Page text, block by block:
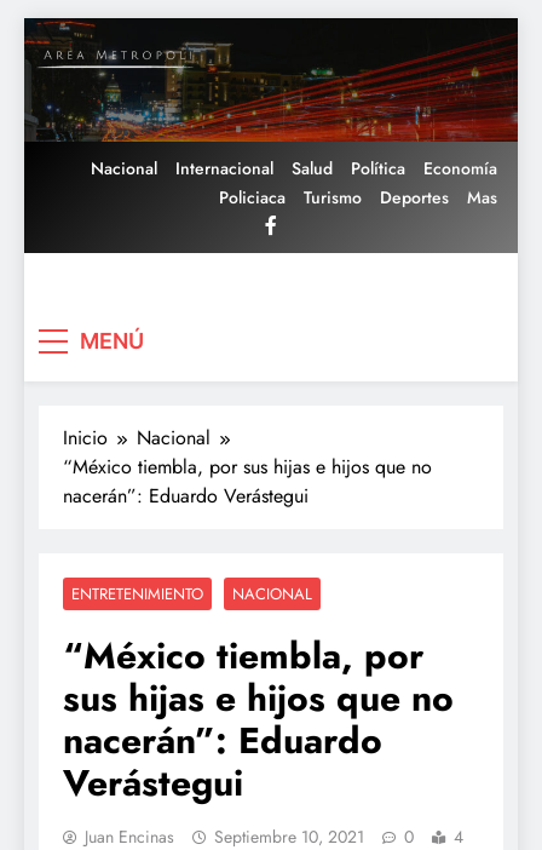
Saltar
al
contenido
Nacional Internacional Salud Política
Economía
Policiaca
Turismo Deportes Mas
MENÚ
Inicio
Nacional
“México tiembla, por sus hijas e hijos que no
nacerán”: Eduardo Verástegui
ENTRETENIMIENTO NACIONAL
“México tiembla, por
sus hijas e hijos que no
nacerán”: Eduardo
Verástegui
Juan Encinas Septiembre 10, 2021 0
4